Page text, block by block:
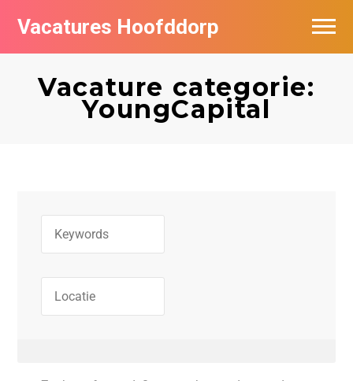
Vacatures Hoofddorp
Vacature categorie:
YoungCapital
Vacatures per bedrijf in Hoofddorp